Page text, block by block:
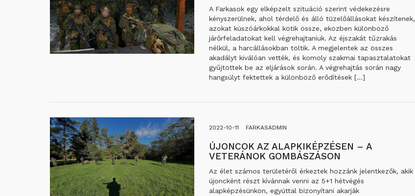
A Farkasok egy elképzelt szituáció szerint védekezésre
kényszerülnek, ahol térdelő és álló tüzelőállásokat készítenek,
azokat kúszóárkokkal kötik össze, eközben különböző
járőrfeladatokat kell végrehajtaniuk. Az éjszakát tűzrakás
nélkül, a harcállásokban töltik. A megjelentek az összes
akadályt kiválóan vették, és komoly szakmai tapasztalatokat
gyűjtöttek be az eljárások során. A végrehajtás során nagy
hangsúlyt fektettek a különböző erődítések […]
2022-10-11 FARKASADMIN
ÚJONCOK AZ ALAPKIKÉPZÉSEN – A
VETERÁNOK GOMBÁSZÁSON
Az élet számos területéről érkeztek hozzánk jelentkezők, akik
újoncként részt kívánnak venni az 5+1 hétvégés
alapképzésünkön, egyúttal bizonyítani akarják